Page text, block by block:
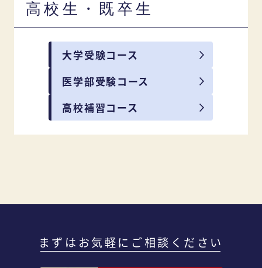
高校生・既卒生
大学受験コース
医学部受験コース
高校補習コース
まずはお気軽にご相談ください